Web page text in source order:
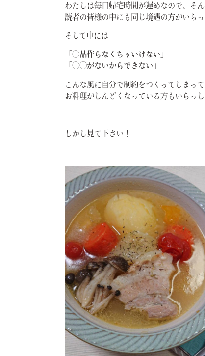
わたしは毎日帰宅時間が遅めなので、そ
読者の皆様の中にも同じ境遇の方がいらっ
そして中には
「◯品作らなくちゃいけない」
「◯◯がないからできない」
こんな風に自分で制約をつくってしまって
お料理がしんどくなっている方もいらっし
しかし見て下さい！